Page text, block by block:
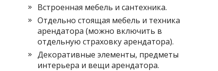
Встроенная мебель и сантехника.
Отдельно стоящая мебель и техника
арендатора (можно включить в
отдельную страховку арендатора).
Декоративные элементы, предметы
интерьера и вещи арендатора.